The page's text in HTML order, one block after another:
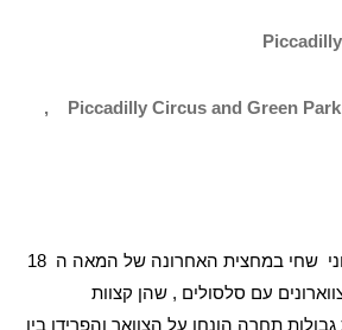
Piccadilly Circus and Green Park
,
רוברט בייקר, חייט לונדוני שחי במחצית האחרונה של המאה ה 18
עם סלסולים , שהן קצוות
תחרה הונחו על הצוואר והפרידו ביו